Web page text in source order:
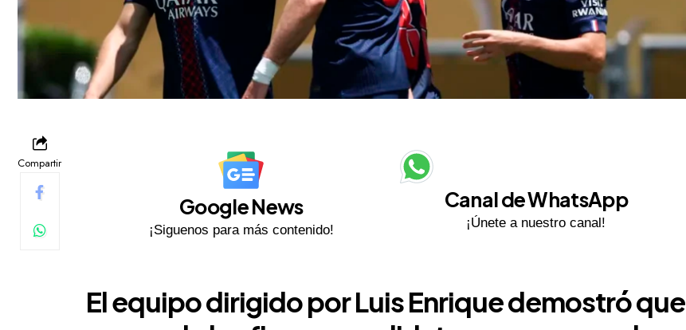
Compartir
Google News
¡Siguenos para más contenido!
Canal de WhatsApp
¡Únete a nuestro canal!
El equipo dirigido por Luis Enrique demostró que